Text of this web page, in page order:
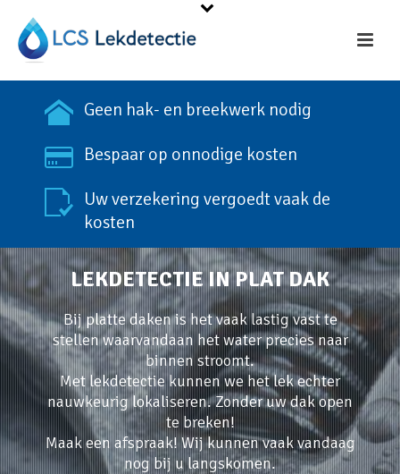
Geen hak- en breekwerk nodig
Bespaar op onnodige kosten
Uw verzekering vergoedt vaak de
kosten
LEKDETECTIE IN PLAT DAK
Bij platte daken is het vaak lastig vast te
stellen waarvandaan het water precies naar
binnen stroomt.
Met lekdetectie kunnen we het lek echter
nauwkeurig lokaliseren. Zonder uw dak open
te breken!
Maak een afspraak! Wij kunnen vaak vandaag
nog bij u langskomen.